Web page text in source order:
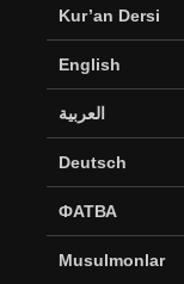
Kur’an Dersi
English
العربية
Deutsch
ФАТВА
Musulmonlar